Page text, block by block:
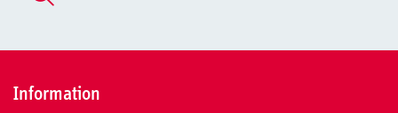
Information